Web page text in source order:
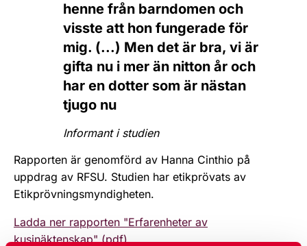
henne från barndomen och
visste att hon fungerade för
mig. (...) Men det är bra, vi är
gifta nu i mer än nitton år och
har en dotter som är nästan
tjugo nu
Informant i studien
Rapporten är genomförd av Hanna Cinthio på
uppdrag av RFSU. Studien har etikprövats av
Etikprövningsmyndigheten.
Ladda ner rapporten "Erfarenheter av
kusinäktenskap" (pdf)